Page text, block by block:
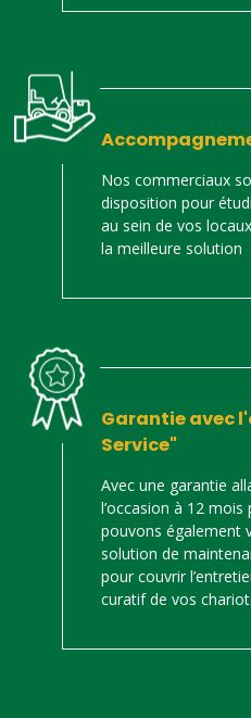
Nos commerciaux
disposition pour
au sein de vos
la meilleure solution
Garantie avec
Service"
Avec une garantie
l’occasion à 12
pouvons également
solution de
pour couvrir
curatif de vos